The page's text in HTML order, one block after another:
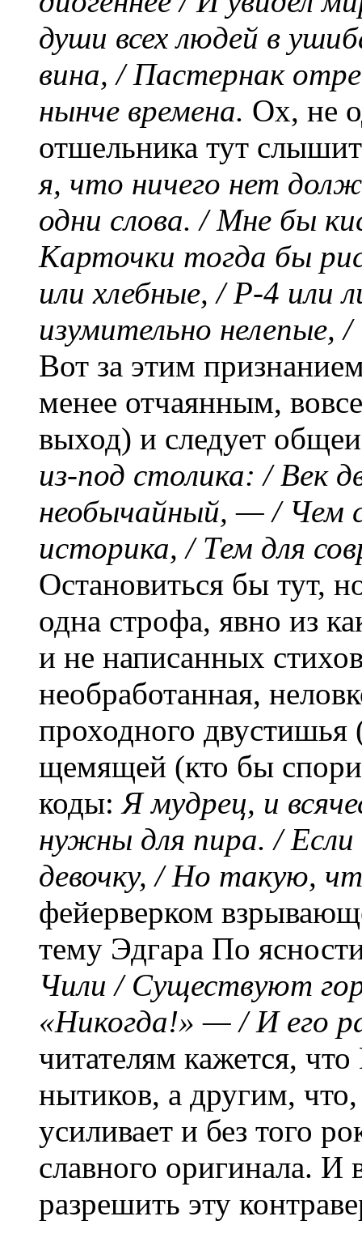
души всех людей в
вина, / Пастернак
нынче времена. Ох, не
отшельника тут
я, что ничего нет
одни слова. / Мне бы
Карточки тогда бы
или хлебные, / Р-4 или
изумительно нелепые,
Вот за этим
менее отчаянным,
выход) и следует
из-под столика: / Век
необычайный, — / Чем
историка, / Тем для
Остановиться бы тут,
одна строфа, явно из
и не написанных
необработанная,
проходного двустишья
щемящей (кто бы
коды:Я мудрец, и
нужны для пира. /
девочку, / Но такую,
фейерверком
тему Эдгара По
Чили / Существуют
«Никогда!» — / И его
читателям кажется,
нытиков, а другим,
усиливает и без того
славного оригинала. И
разрешить эту